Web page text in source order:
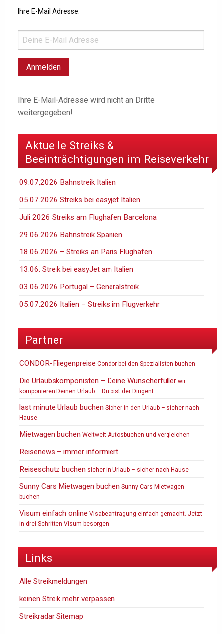
Ihre E-Mail Adresse:
Ihre E-Mail-Adresse wird nicht an Dritte
weitergegeben!
Aktuelle Streiks &
Beeinträchtigungen im Reiseverkehr
09.07,2026 Bahnstreik Italien
05.07.2026 Streiks bei easyjet Italien
Juli 2026 Streiks am Flughafen Barcelona
29.06.2026 Bahnstreik Spanien
18.06.2026 – Streiks an Paris Flüghäfen
13.06. Streik bei easyJet am Italien
03.06.2026 Portugal – Generalstreik
05.07.2026 Italien – Streiks im Flugverkehr
Partner
CONDOR-Fliegenpreise Condor bei den Spezialisten buchen
Die Urlaubskomponisten – Deine Wunscherfüller wir
komponieren Deinen Urlaub – Du bist der Dirigent
last minute Urlaub buchen Sicher in den Urlaub – sicher nach
Hause
Mietwagen buchen Weltweit Autosbuchen und vergleichen
Reisenews – immer informiert
Reiseschutz buchen sicher in Urlaub – sicher nach Hause
Sunny Cars Mietwagen buchen Sunny Cars Mietwagen
buchen
Visum einfach online Visabeantragung einfach gemacht. Jetzt
in drei Schritten Visum besorgen
Links
Alle Streikmeldungen
keinen Streik mehr verpassen
Streikradar Sitemap